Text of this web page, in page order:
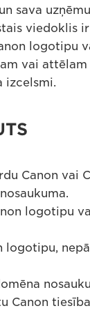
sava
viedoklis
logotipu
vai
izcelsmi.
Canon vai
logotipu
logotipu,
Canon